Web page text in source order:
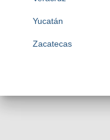
Yucatán
Zacatecas